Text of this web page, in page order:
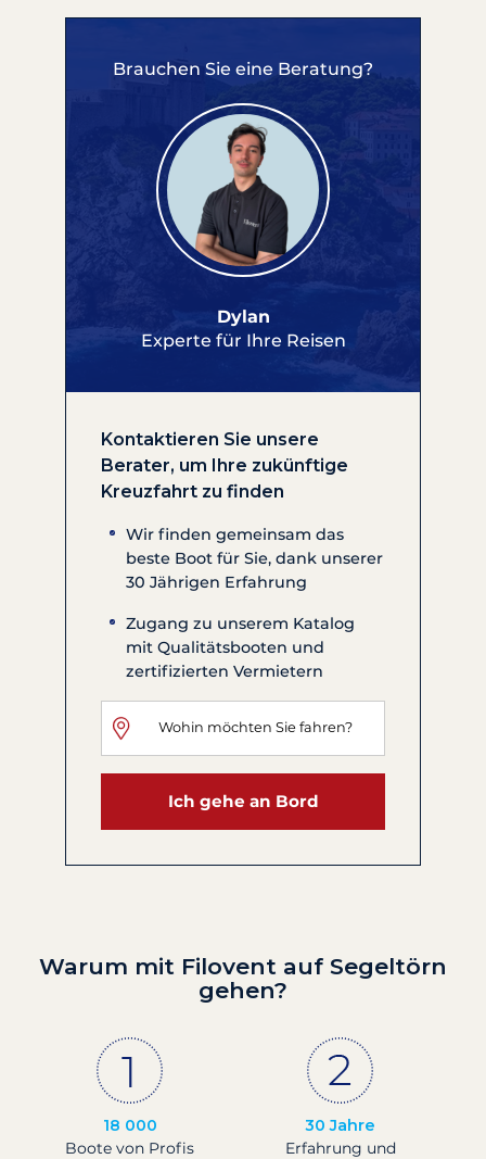
Brauchen Sie eine Beratung?
Dylan
Experte für Ihre Reisen
Kontaktieren Sie unsere
Berater, um Ihre zukünftige
Kreuzfahrt zu finden
Wir finden gemeinsam das
beste Boot für Sie, dank unserer
30 Jährigen Erfahrung
Zugang zu unserem Katalog
mit Qualitätsbooten und
zertifizierten Vermietern
Ich gehe an Bord
Warum mit Filovent auf Segeltörn
gehen?
18 000
Boote von Profis
30 Jahre
Erfahrung und